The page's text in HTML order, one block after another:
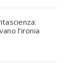
l’ironia